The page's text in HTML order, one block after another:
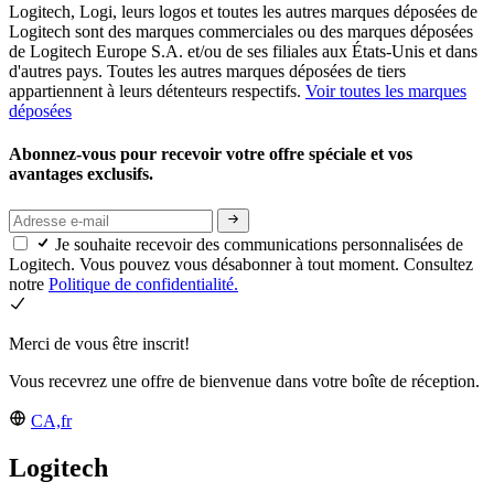
Logitech, Logi, leurs logos et toutes les autres marques déposées de
Logitech sont des marques commerciales ou des marques déposées
de Logitech Europe S.A. et/ou de ses filiales aux États-Unis et dans
d'autres pays. Toutes les autres marques déposées de tiers
appartiennent à leurs détenteurs respectifs. Voir toutes les marques
déposées
Abonnez-vous pour recevoir votre offre spéciale et vos
avantages exclusifs.
Je souhaite recevoir des communications personnalisées de
Logitech. Vous pouvez vous désabonner à tout moment. Consultez
notre Politique de confidentialité.
Merci de vous être inscrit!
Vous recevrez une offre de bienvenue dans votre boîte de réception.
CA,fr
Logitech